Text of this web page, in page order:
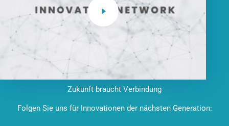
Zukunft braucht Verbindung
Folgen Sie uns für Innovationen der nächsten Generation: